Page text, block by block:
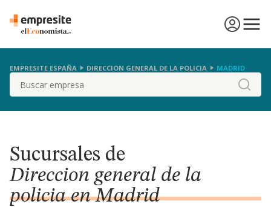
EMPRESITE ESPAÑA DIRECCION GENERAL DE LA POLICIA MADRID
Buscar
Sucursales de
Direccion general de la
policia en Madrid